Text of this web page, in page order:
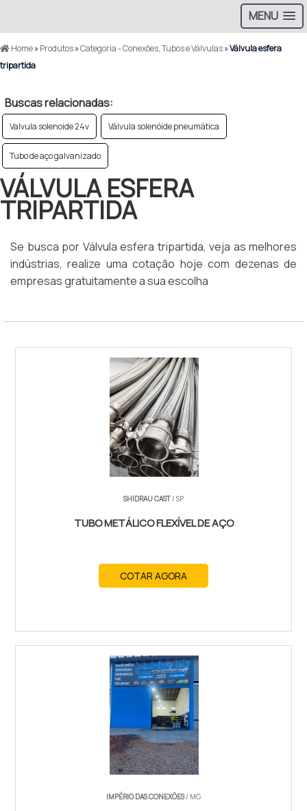
MENU
Home»Produtos»Categoria - Conexões, Tubos e Válvulas»Válvula esfera
tripartida
Buscas relacionadas:
Valvula solenoide 24v Válvula solenóide pneumática
Tubo de aço galvanizado
VÁLVULA ESFERA
TRIPARTIDA
Se busca por Válvula esfera tripartida, veja as melhores
indústrias, realize uma cotação hoje com dezenas de
empresas gratuitamente a sua escolha
SHIDRAU CAST/ SP
TUBO METÁLICO FLEXÍVEL DE AÇO
COTAR AGORA
IMPÉRIO DAS CONEXÕES/ MG